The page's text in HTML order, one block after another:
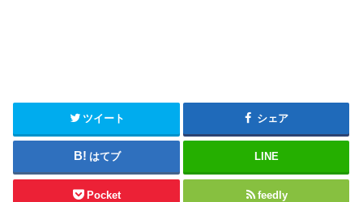
ツイート シェア
はてブ LINE
Pocket feedly